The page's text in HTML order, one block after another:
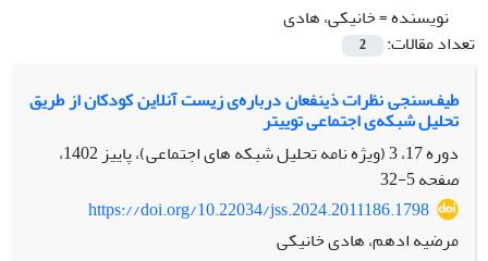
نویسنده =خانیکی، هادی
تعداد مقالات:
2
طیف‌سنجی نظرات ذینفعان درباره‌ی زیست آنلاین کودکان از طریق
تحلیل شبکه‌ی اجتماعی توییتر
دوره 17، 3 (ویژه نامه تحلیل شبکه های اجتماعی)، پاییز 1402،
صفحه5-32
https://doi.org/10.22034/jss.2024.2011186.1798
مرضیه ادهم، هادی خانیکی